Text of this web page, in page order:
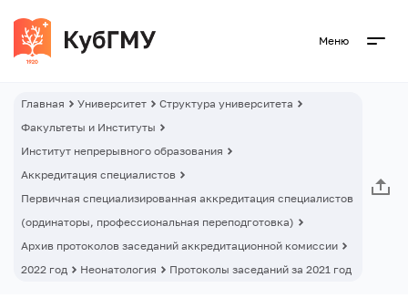
Меню
Главная Университет
Структура университета
Факультеты и Институты
Институт непрерывного образования
Аккредитация специалистов
Первичная специализированная аккредитация специалистов
(ординаторы, профессиональная переподготовка)
Архив протоколов заседаний аккредитационной комиссии
2022 год
Неонатология Протоколы заседаний за 2021 год